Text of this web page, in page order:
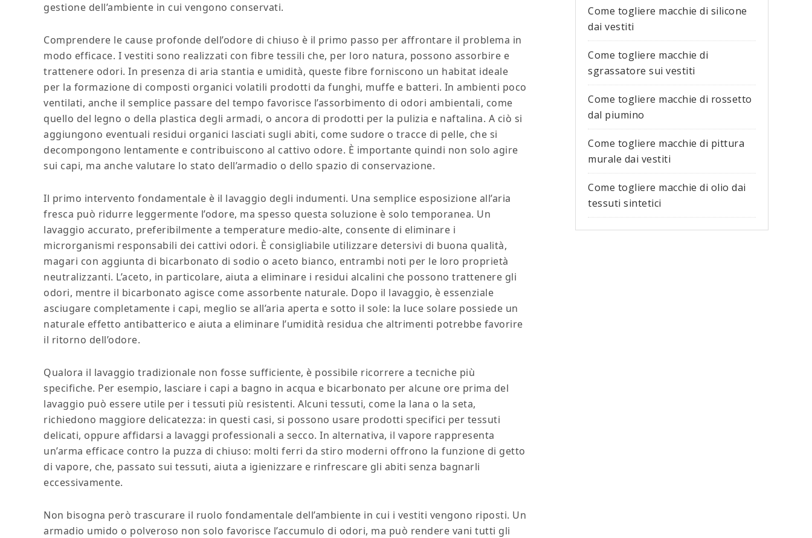
gestione dell’ambiente in cui vengono conservati.
Comprendere le cause profonde dell’odore di chiuso è il primo passo per affrontare il problema in
modo efficace. I vestiti sono realizzati con fibre tessili che, per loro natura, possono assorbire e
trattenere odori. In presenza di aria stantia e umidità, queste fibre forniscono un habitat ideale
per la formazione di composti organici volatili prodotti da funghi, muffe e batteri. In ambienti poco
ventilati, anche il semplice passare del tempo favorisce l’assorbimento di odori ambientali, come
quello del legno o della plastica degli armadi, o ancora di prodotti per la pulizia e naftalina. A ciò si
aggiungono eventuali residui organici lasciati sugli abiti, come sudore o tracce di pelle, che si
decompongono lentamente e contribuiscono al cattivo odore. È importante quindi non solo agire
sui capi, ma anche valutare lo stato dell’armadio o dello spazio di conservazione.
Il primo intervento fondamentale è il lavaggio degli indumenti. Una semplice esposizione all’aria
fresca può ridurre leggermente l’odore, ma spesso questa soluzione è solo temporanea. Un
lavaggio accurato, preferibilmente a temperature medio-alte, consente di eliminare i
microrganismi responsabili dei cattivi odori. È consigliabile utilizzare detersivi di buona qualità,
magari con aggiunta di bicarbonato di sodio o aceto bianco, entrambi noti per le loro proprietà
neutralizzanti. L’aceto, in particolare, aiuta a eliminare i residui alcalini che possono trattenere gli
odori, mentre il bicarbonato agisce come assorbente naturale. Dopo il lavaggio, è essenziale
asciugare completamente i capi, meglio se all’aria aperta e sotto il sole: la luce solare possiede un
naturale effetto antibatterico e aiuta a eliminare l’umidità residua che altrimenti potrebbe favorire
il ritorno dell’odore.
Qualora il lavaggio tradizionale non fosse sufficiente, è possibile ricorrere a tecniche più
specifiche. Per esempio, lasciare i capi a bagno in acqua e bicarbonato per alcune ore prima del
lavaggio può essere utile per i tessuti più resistenti. Alcuni tessuti, come la lana o la seta,
richiedono maggiore delicatezza: in questi casi, si possono usare prodotti specifici per tessuti
delicati, oppure affidarsi a lavaggi professionali a secco. In alternativa, il vapore rappresenta
un’arma efficace contro la puzza di chiuso: molti ferri da stiro moderni offrono la funzione di getto
di vapore, che, passato sui tessuti, aiuta a igienizzare e rinfrescare gli abiti senza bagnarli
eccessivamente.
Non bisogna però trascurare il ruolo fondamentale dell’ambiente in cui i vestiti vengono riposti. Un
armadio umido o polveroso non solo favorisce l’accumulo di odori, ma può rendere vani tutti gli
Come togliere macchie di silicone
dai vestiti​
Come togliere macchie di
sgrassatore sui vestiti​
Come togliere macchie di rossetto
dal piumino​
Come togliere macchie di pittura
murale dai vestiti​
Come togliere macchie di olio dai
tessuti sintetici​